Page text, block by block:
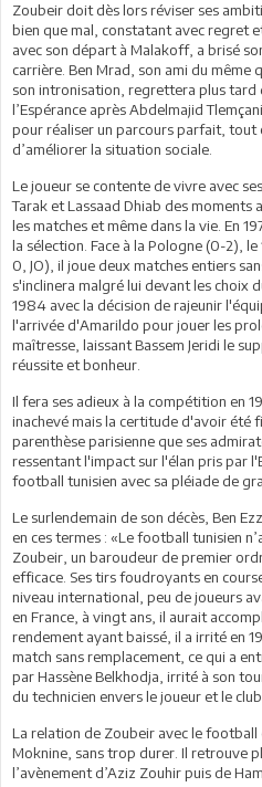
Zoubeir doit dès lors réviser ses
bien que mal, constatant avec regret
avec son départ à Malakoff, a brisé
carrière. Ben Mrad, son ami du même
son intronisation, regrettera plus tard
l’Espérance après Abdelmajid
pour réaliser un parcours parfait,
d’améliorer la situation sociale.
Le joueur se contente de vivre avec
Tarak et Lassaad Dhiab des moments
les matches et même dans la vie. En
la sélection. Face à la Pologne (0-2),
0, JO), il joue deux matches entiers
s'inclinera malgré lui devant les choix
1984 avec la décision de rajeunir
l'arrivée d'Amarildo pour jouer les
maîtresse, laissant Bassem Jeridi le
réussite et bonheur.
Il fera ses adieux à la compétition en
inachevé mais la certitude d'avoir été
parenthèse parisienne que ses
ressentant l'impact sur l'élan pris par
football tunisien avec sa pléiade de
Le surlendemain de son décès, Ben
en ces termes : «Le football tunisien
Zoubeir, un baroudeur de premier
efficace. Ses tirs foudroyants en
niveau international, peu de joueurs
en France, à vingt ans, il aurait
rendement ayant baissé, il a irrité en
match sans remplacement, ce qui a
par Hassène Belkhodja, irrité à son
du technicien envers le joueur et le
La relation de Zoubeir avec le football
Moknine, sans trop durer. Il retrouve
l’avènement d’Aziz Zouhir puis de